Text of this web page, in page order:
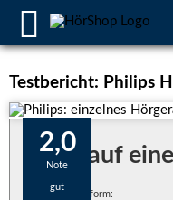
Testbericht: Philips
2,0
Note
gut
Alles auf
Bauform: